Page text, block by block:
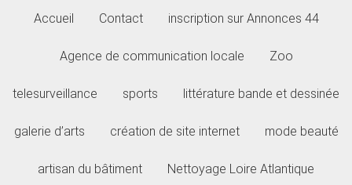
Accueil Contact inscription sur Annonces 44
Agence de communication locale Zoo
telesurveillance sports littérature bande et dessinée
galerie d’arts création de site internet mode beauté
artisan du bâtiment Nettoyage Loire Atlantique